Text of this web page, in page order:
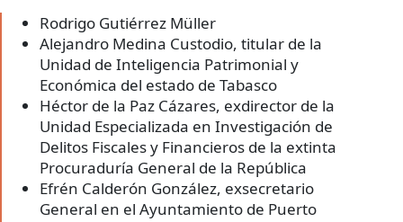
Rodrigo Gutiérrez Müller
Alejandro Medina Custodio, titular de la
Unidad de Inteligencia Patrimonial y
Económica del estado de Tabasco
Héctor de la Paz Cázares, exdirector de la
Unidad Especializada en Investigación de
Delitos Fiscales y Financieros de la extinta
Procuraduría General de la República
Efrén Calderón González, exsecretario
General en el Ayuntamiento de Puerto